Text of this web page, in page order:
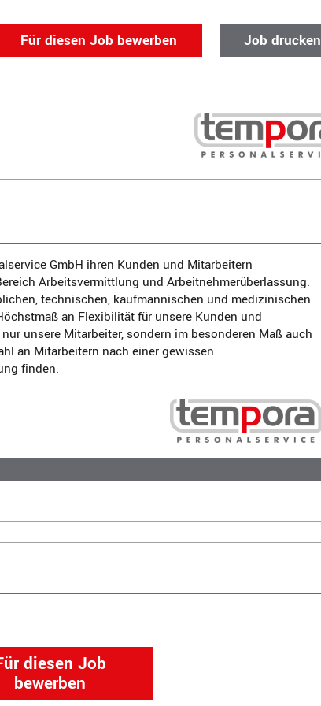
Für diesen Job bewerben Job drucken
GmbH ihren Kunden und Mitarbeitern
Arbeitsvermittlung und Arbeitnehmerüberlassung.
technischen, kaufmännischen und medizinischen
an Flexibilität für unsere Kunden und
unsere Mitarbeiter, sondern im besonderen Maß auch
an Mitarbeitern nach einer gewissen
finden.
diesen Job
bewerben